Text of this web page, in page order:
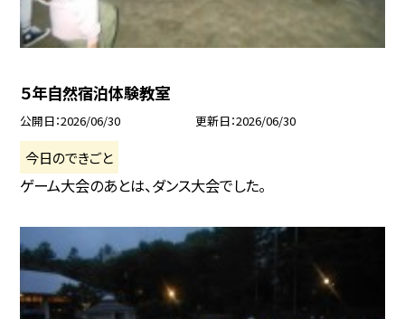
５年自然宿泊体験教室
公開日 2026/06/30 更新日 2026/06/30
今日のできごと
ゲーム大会のあとは、ダンス大会でした。